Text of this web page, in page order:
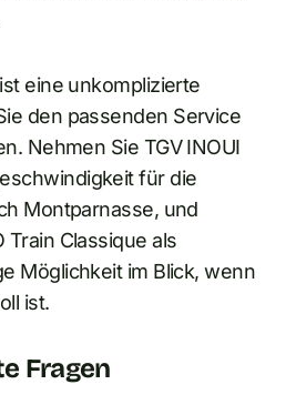
eine unkomplizierte
den passenden Service
Nehmen Sie TGV INOUI
für die
Montparnasse, und
Train Classique als
Möglichkeit im Blick, wenn
ist.
Fragen